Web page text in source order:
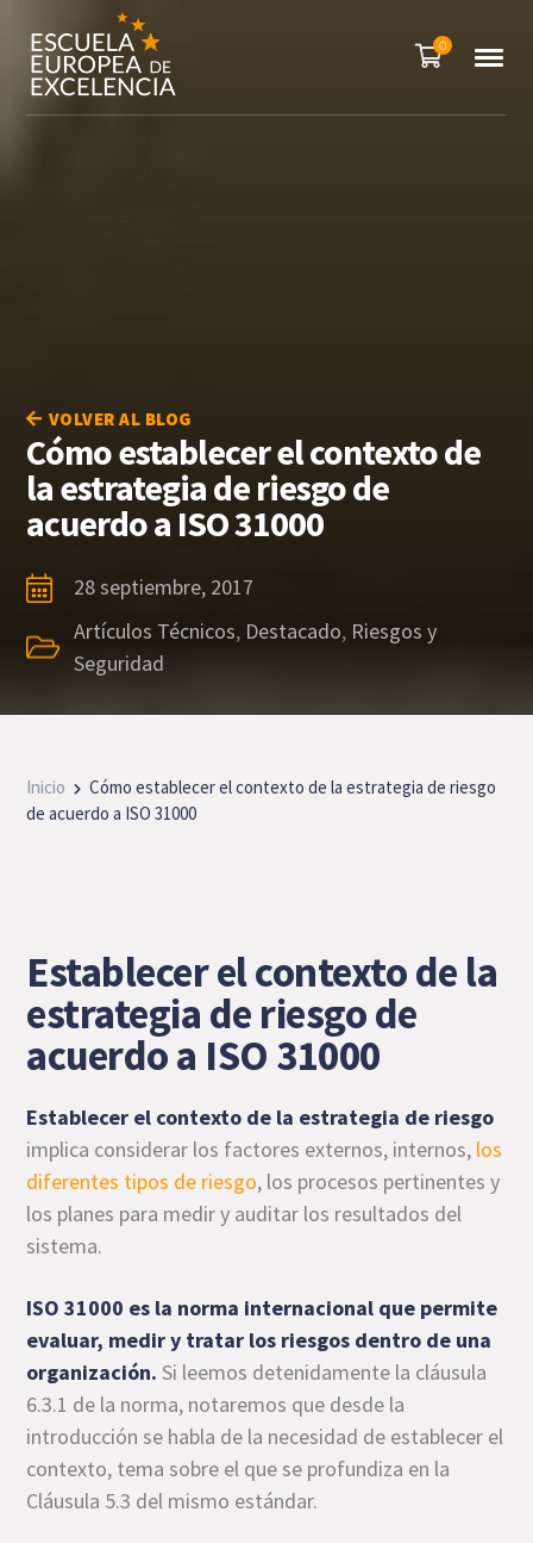
0
VOLVER AL BLOG
Cómo establecer el contexto de
la estrategia de riesgo de
acuerdo a ISO 31000
28 septiembre, 2017
Artículos Técnicos, Destacado, Riesgos y
Seguridad
Inicio
Cómo establecer el contexto de la estrategia de riesgo
de acuerdo a ISO 31000
Establecer el contexto de la
estrategia de riesgo de
acuerdo a ISO 31000
Establecer el contexto de la estrategia de riesgo
implica considerar los factores externos, internos, los
diferentes tipos de riesgo, los procesos pertinentes y
los planes para medir y auditar los resultados del
sistema.
ISO 31000 es la norma internacional que permite
evaluar, medir y tratar los riesgos dentro de una
organización. Si leemos detenidamente la cláusula
6.3.1 de la norma, notaremos que desde la
introducción se habla de la necesidad de establecer el
contexto, tema sobre el que se profundiza en la
Cláusula 5.3 del mismo estándar.